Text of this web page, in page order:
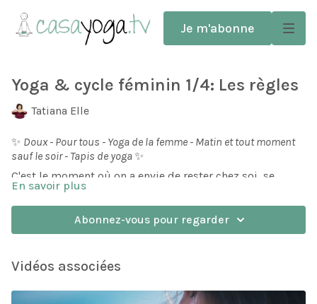
Je m'abonne
Yoga & cycle féminin 1/4: Les règles
Tatiana Elle
✨ Doux - Pour tous - Yoga de la femme - Matin et tout moment
sauf le soir - Tapis de yoga✨
C'est le moment où on a envie de rester chez soi, se
détendre et prendre soin de soi. Voici une séance tout en
détente pour accompagner cette période, pas toujours
facile sur le plan physique et émotionnel.
La période des règles correspond à l'archétype de la
vieille dame, ou la femme sage.
En savoir plus
Abonnez-vous pour regarder
Vidéos associées